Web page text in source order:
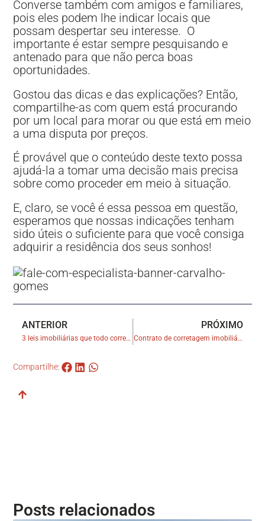
Converse também com amigos e familiares,
pois eles podem lhe indicar locais que
possam despertar seu interesse. O
importante é estar sempre pesquisando e
antenado para que não perca boas
oportunidades.
Gostou das dicas e das explicações? Então,
compartilhe-as com quem está procurando
por um local para morar ou que está em meio
a uma disputa por preços.
É provável que o conteúdo deste texto possa
ajudá-la a tomar uma decisão mais precisa
sobre como proceder em meio à situação.
E, claro, se você é essa pessoa em questão,
esperamos que nossas indicações tenham
sido úteis o suficiente para que você consiga
adquirir a residência dos seus sonhos!
ANTERIOR
3 leis imobiliárias que todo corretor precisa conhecer
PRÓXIMO
Contrato de corretagem imobiliária: que cuidados devo tomar?
Compartilhe:
Posts relacionados